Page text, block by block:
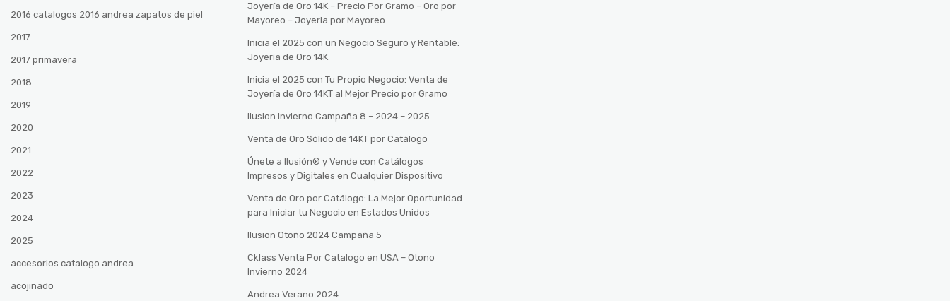
2016 catalogos 2016 andrea zapatos de piel
2017
2017 primavera
2018
2019
2020
2021
2022
2023
2024
2025
accesorios catalogo andrea
acojinado
Joyería de Oro 14K – Precio Por Gramo – Oro por
Mayoreo – Joyeria por Mayoreo
Inicia el 2025 con un Negocio Seguro y Rentable:
Joyería de Oro 14K
Inicia el 2025 con Tu Propio Negocio: Venta de
Joyería de Oro 14KT al Mejor Precio por Gramo
Ilusion Invierno Campaña 8 – 2024 – 2025
Venta de Oro Sólido de 14KT por Catálogo
Únete a Ilusión® y Vende con Catálogos
Impresos y Digitales en Cualquier Dispositivo
Venta de Oro por Catálogo: La Mejor Oportunidad
para Iniciar tu Negocio en Estados Unidos
Ilusion Otoño 2024 Campaña 5
Cklass Venta Por Catalogo en USA – Otono
Invierno 2024
Andrea Verano 2024